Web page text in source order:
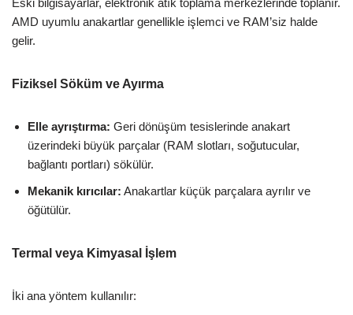
AMD uyumlu anakartlar genellikle işlemci ve RAM’siz halde
gelir.
Fiziksel Söküm ve Ayırma
Elle ayrıştırma: Geri dönüşüm tesislerinde anakart
üzerindeki büyük parçalar (RAM slotları, soğutucular,
bağlantı portları) sökülür.
Mekanik kırıcılar: Anakartlar küçük parçalara ayrılır ve
öğütülür.
Termal veya Kimyasal İşlem
İki ana yöntem kullanılır: